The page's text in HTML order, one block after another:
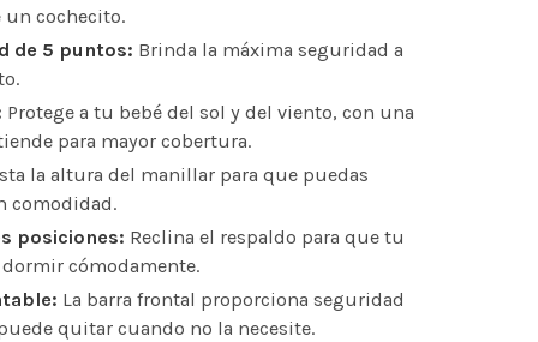
un cochecito.
de 5 puntos: Brinda la máxima seguridad a
Protege a tu bebé del sol y del viento, con una
para mayor cobertura.
la altura del manillar para que puedas
comodidad.
posiciones: Reclina el respaldo para que tu
cómodamente.
La barra frontal proporciona seguridad
quitar cuando no la necesite.